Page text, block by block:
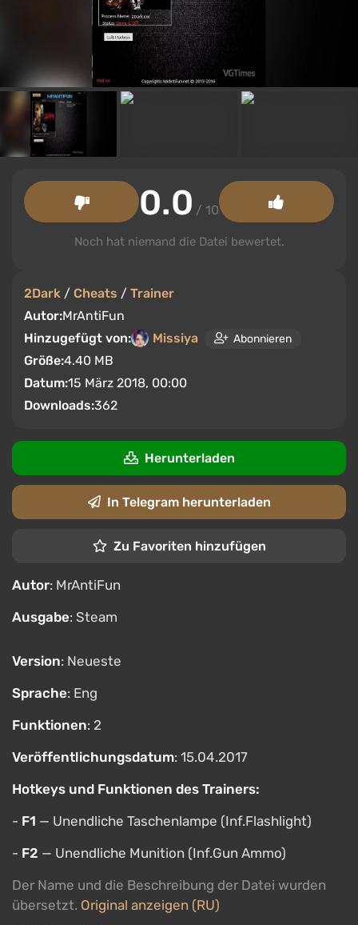
2Dark / Cheats / Trainer
Autor:MrAntiFun
Hinzugefügt von:
Missiya Abonnieren
Größe:4.40 MB
Datum:15 März 2018, 00:00
Downloads:362
0.0 / 10
Noch hat niemand die Datei bewertet.
Herunterladen
In Telegram herunterladen
Zu Favoriten hinzufügen
Autor: MrAntiFun
Ausgabe: Steam
Version: Neueste
Sprache: Eng
Funktionen: 2
Veröffentlichungsdatum: 15.04.2017
Hotkeys und Funktionen des Trainers:
- F1 — Unendliche Taschenlampe (Inf.Flashlight)
- F2 — Unendliche Munition (Inf.Gun Ammo)
Der Name und die Beschreibung der Datei wurden
übersetzt. Original anzeigen (RU)